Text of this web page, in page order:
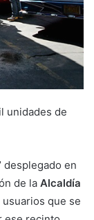
unidades de
desplegado en
de la Alcaldía
que se